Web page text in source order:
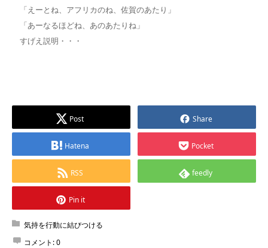
「えーとね、アフリカのね、佐賀のあたり」
「あーなるほどね、あのあたりね」
すげえ説明・・・
Post Share
Hatena Pocket
RSS feedly
Pin it
気持を行動に結びつける
コメント:0